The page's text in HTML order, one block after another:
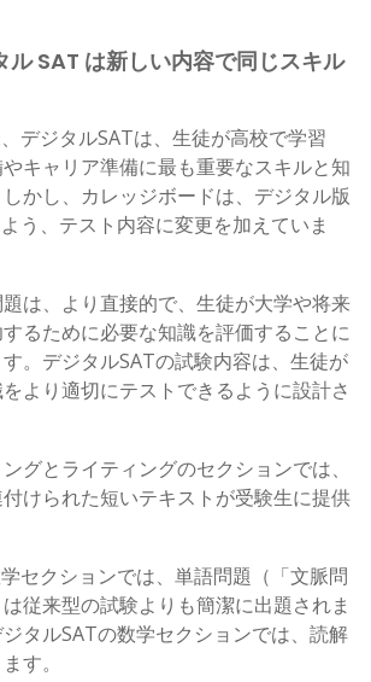
ル SAT は新しい内容で同じスキル
デジタルSATは、生徒が高校で学習
キャリア準備に最も重要なスキルと知
かし、カレッジボードは、デジタル版
う、テスト内容に変更を加えていま
は、より直接的で、生徒が大学や将来
るために必要な知識を評価することに
。デジタルSATの試験内容は、生徒が
より適切にテストできるように設計さ
グとライティングのセクションでは、
けられた短いテキストが受験生に提供
セクションでは、単語問題（「文脈問
従来型の試験よりも簡潔に出題されま
タルSATの数学セクションでは、読解
す。